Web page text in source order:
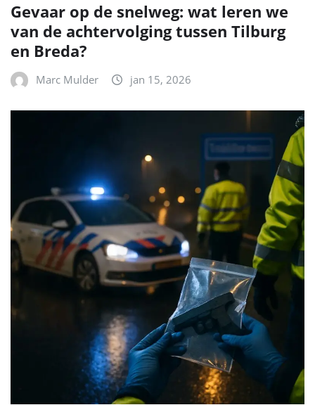
Gevaar op de snelweg: wat leren we
van de achtervolging tussen Tilburg
en Breda?
Marc Mulder jan 15, 2026